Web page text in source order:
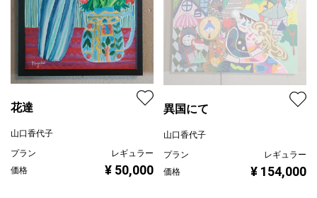
花達
山口香代子
プラン
レギュラー
価格
¥ 50,000
異国にて
山口香代子
プラン
レギュラー
価格
¥ 154,000